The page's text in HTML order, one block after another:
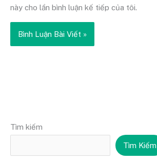
này cho lần bình luận kế tiếp của tôi.
Tìm kiếm
Tìm Kiếm